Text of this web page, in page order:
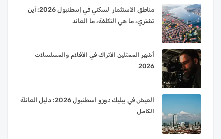
مناطق الاستثمار السكني في إسطنبول 2026: أين
تشتري، ما هي التكلفة، ما العائد
أشهر الممثلين الأتراك في الأفلام والمسلسلات
2026
العيش في بيليك دوزو اسطنبول 2026: دليل العائلة
الكامل